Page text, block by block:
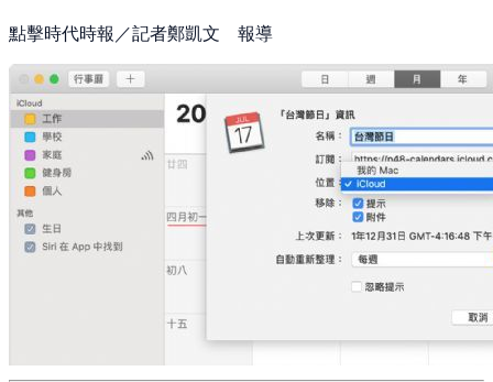
點擊時代時報／記者鄭凱文 報導